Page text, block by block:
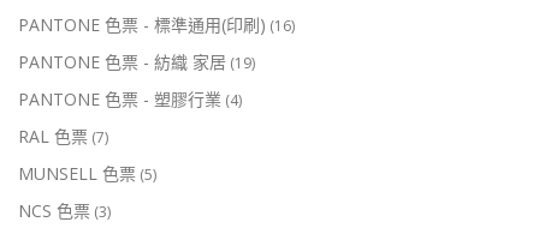
PANTONE 色票 - 標準通用(印刷) (16)
PANTONE 色票 - 紡織 家居 (19)
PANTONE 色票 - 塑膠行業 (4)
RAL 色票 (7)
MUNSELL 色票 (5)
NCS 色票 (3)